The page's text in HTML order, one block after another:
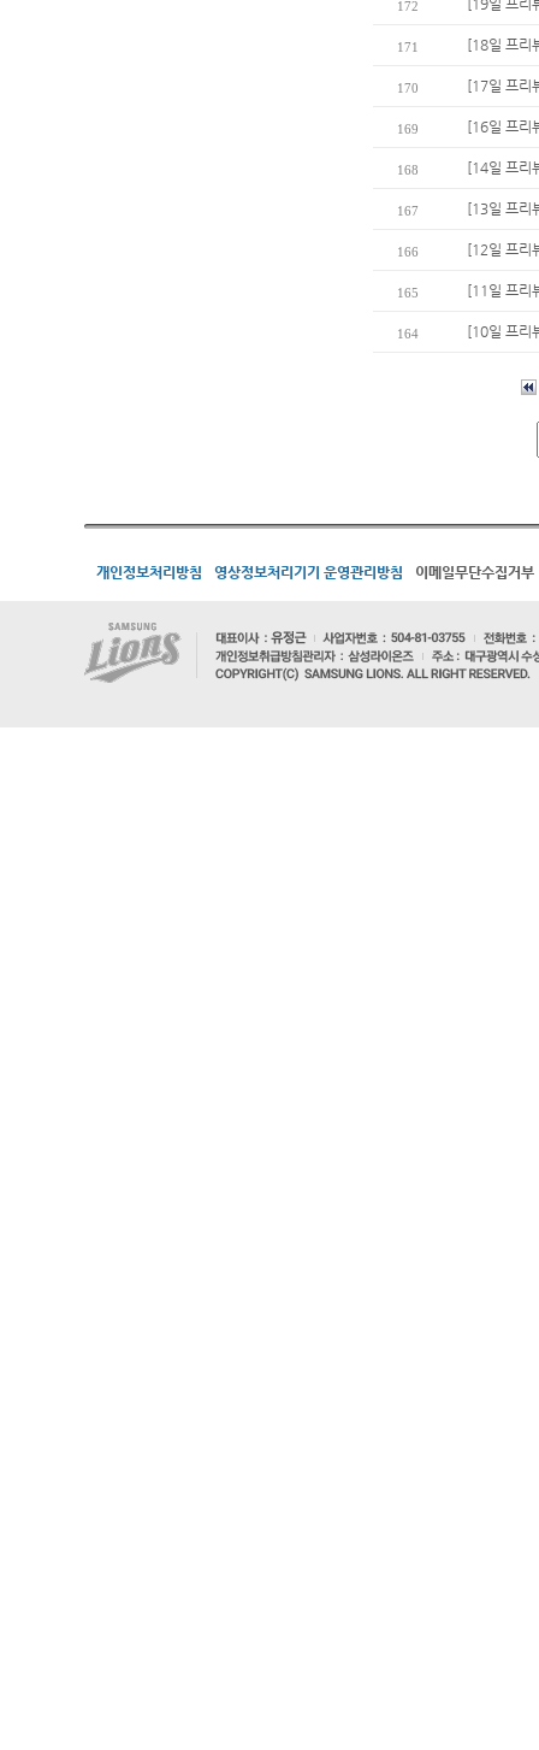
172 [19일 프
171 [18일 프리
170 [17일 프리
169 [16일 프리
168 [14일 프리
167 [13일 프리
166 [12일 프리
165 [11일 프리
164 [10일 프리
개인정보처리방침 영상정보처리기기 운영관리방침 이메일무단수집거부